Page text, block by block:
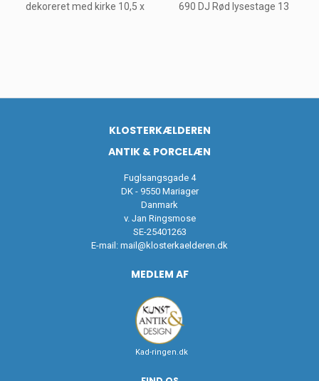
dekoreret med kirke 10,5 x
690 DJ Rød lysestage 13
KLOSTERKÆLDEREN
ANTIK & PORCELÆN
Fuglsangsgade 4
DK - 9550 Mariager
Danmark
v. Jan Ringsmose
SE-25401263
E-mail: mail@klosterkaelderen.dk
MEDLEM AF
Kad-ringen.dk